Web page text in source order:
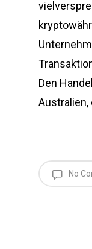
Den
Australien,
No